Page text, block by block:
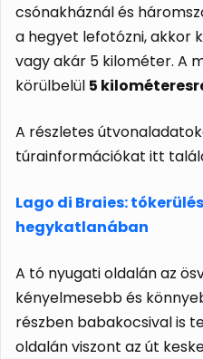
csónakháznál és
a hegyet lefotózni, akkor
vagy akár 5 kilométer. A
körülbelül 5
A részletes
túrainformációkat itt
Lago di Braies:
hegykatlanában
A tó nyugati oldalán az
kényelmesebb és
részben babakocsival is
oldalán viszont az út